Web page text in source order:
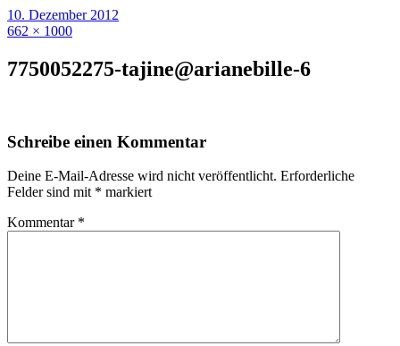
10. Dezember 2012
662 × 1000
7750052275-tajine@arianebille-6
Schreibe einen Kommentar
Deine E-Mail-Adresse wird nicht veröffentlicht. Erforderliche
Felder sind mit * markiert
Kommentar *